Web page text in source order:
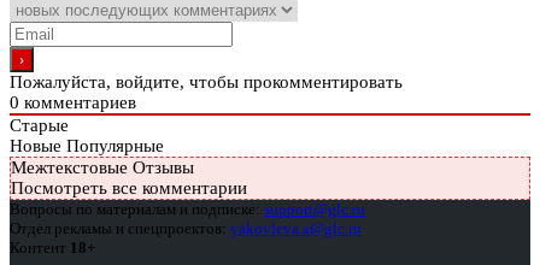
Пожалуйста, войдите, чтобы прокомментировать
0 комментариев
Старые
Новые Популярные
Межтекстовые Отзывы
Посмотреть все комментарии
Вопросы по материалам и подписке: support@glc.ru
Отдел рекламы и спецпроектов: yakovleva.a@glc.ru
Контент 18+